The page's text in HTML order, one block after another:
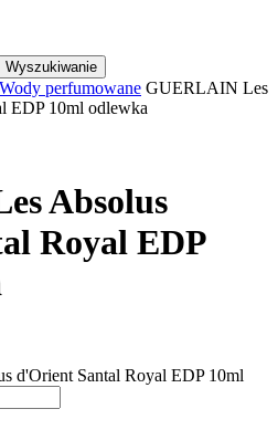
Wody perfumowane GUERLAIN Les
EDP 10ml odlewka
Absolus
Royal EDP
d'Orient Santal Royal EDP 10ml